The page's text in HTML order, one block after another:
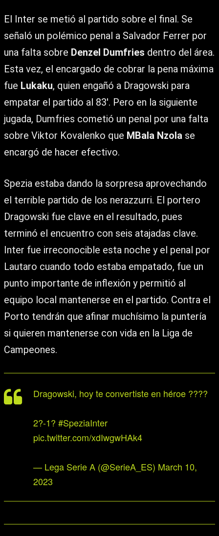
El Inter se metió al partido sobre el final. Se
señaló un polémico penal a Salvador Ferrer por
una falta sobre Denzel Dumfries dentro del área.
Esta vez, el encargado de cobrar la pena máxima
fue Lukaku, quien engañó a Dragowski para
empatar el partido al 83′. Pero en la siguiente
jugada, Dumfries cometió un penal por una falta
sobre Viktor Kovalenko que MBala Nzola se
encargó de hacer efectivo.
Spezia estaba dando la sorpresa aprovechando
el terrible partido de los nerazzurri. El portero
Dragowski fue clave en el resultado, pues
terminó el encuentro con seis atajadas clave.
Inter fue irreconocible esta noche y el penal por
Lautaro cuando todo estaba empatado, fue un
punto importante de inflexión y permitió al
equipo local mantenerse en el partido. Contra el
Porto tendrán que afinar muchísimo la puntería
si quieren mantenerse con vida en la Liga de
Campeones.
Dragowski, hoy te convertiste en héroe ????
2?-1? #SpeziaInter
pic.twitter.com/xdIwgwHAk4
— Lega Serie A (@SerieA_ES) March 10,
2023